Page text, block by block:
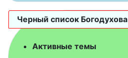
Черный список Богодухова
Активные темы